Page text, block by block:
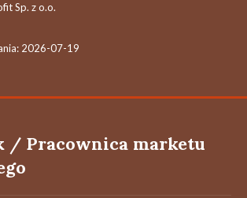
Sp. z o.o.
2026-07-19
/ Pracownica marketu